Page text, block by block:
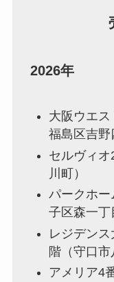
2026年
大阪ウエ
福島区吉野
セルヴィ
川町）
パークホー
子区森一丁
レジデン
階（守口市
アメリア4